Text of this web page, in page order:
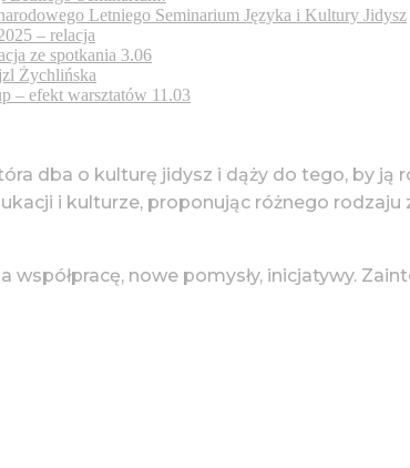
Letniego Seminarium Języka i Kultury Jidysz
– relacja
ze spotkania 3.06
Żychlińska
– efekt warsztatów 11.03
dba o kulturę jidysz i dąży do tego, by ją
i kulturze, proponując różnego
współpracę, nowe pomysły, inicjatywy.